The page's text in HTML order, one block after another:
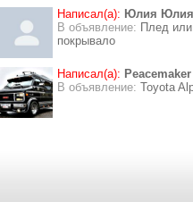
Написал(а): Юлия Юлия
В объявление: Плед или
покрывало
Написал(а): Peacemaker
В объявление: Toyota